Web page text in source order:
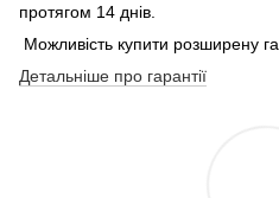
протягом 14 днів.
Можливість купити розширену
Детальніше про гарантії